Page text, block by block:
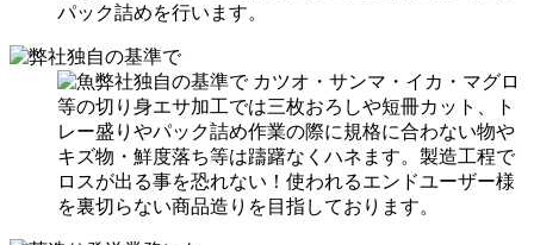
パック詰めを行います。
弊社独自の基準でカツオ・サンマ・イカ・マグロ
等の切り身エサ加工では三枚おろしや短冊カット、ト
レー盛りやパック詰め作業の際に規格に合わない物や
キズ物・鮮度落ち等は躊躇なくハネます。製造工程で
ロスが出る事を恐れない！使われるエンドユーザー様
を裏切らない商品造りを目指しております。